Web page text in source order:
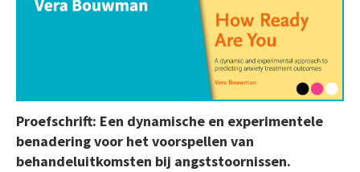
Proefschrift: Een dynamische en experimentele
benadering voor het voorspellen van
behandeluitkomsten bij angststoornissen.